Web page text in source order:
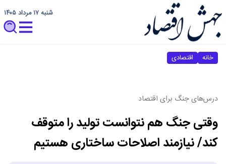
شنبه ۱۷ مرداد ۱۴۰۵
خانه اقتصادی
درس‌های جنگ برای اقتصاد
وقتی جنگ هم نتوانست تولید را متوقف
کند/ نیازمند اصلاحات ساختاری هستیم